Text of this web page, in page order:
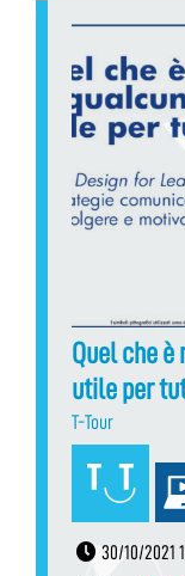
Quel che
utile per
T-Tour
30/10/2021